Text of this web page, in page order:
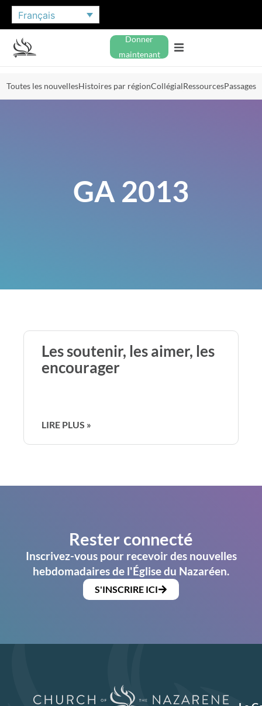
Français
Donner
maintenant
Toutes les nouvellesHistoires par régionCollégialRessourcesPassages
GA 2013
Les soutenir, les aimer, les
encourager
LIRE PLUS »
Rester connecté
Inscrivez-vous pour recevoir des nouvelles
hebdomadaires de l'Église du Nazaréen.
S'INSCRIRE ICI